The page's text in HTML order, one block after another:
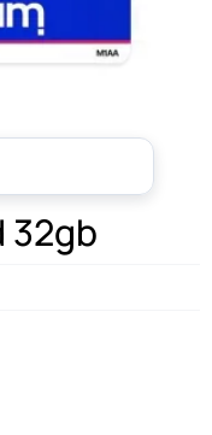
32gb